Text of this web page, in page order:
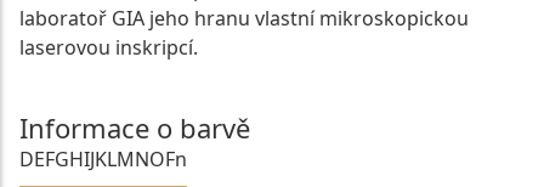
laboratoř GIA jeho hranu vlastní mikroskopickou
laserovou inskripcí.
Informace o barvě
DEFGHIJKLMNOFn